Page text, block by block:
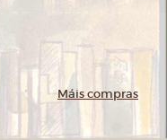
Máis compras